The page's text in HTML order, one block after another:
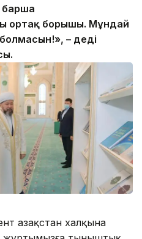
барша
ортақ борышы. Мұндай
– деді
Қазақстан халқына